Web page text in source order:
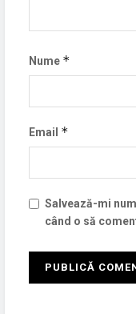
Nume *
Email *
Salvează-mi
când o să